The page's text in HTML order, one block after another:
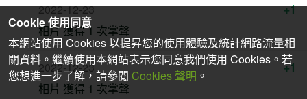
2022-12-23
+1
相片 獲得 1 次掌聲
2022-12-23
+1
相片 獲得 1 次掌聲
Cookie 使用同意
本網站使用 Cookies 以提昇您的使用體驗及統計網路流量相
關資料。繼續使用本網站表示您同意我們使用 Cookies。若
您想進一步了解，請參閱 Cookies 聲明 。